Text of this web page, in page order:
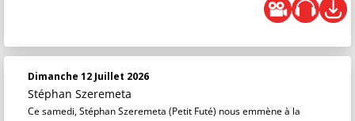
Dimanche 12 Juillet 2026
Stéphan Szeremeta
Ce samedi, Stéphan Szeremeta (Petit Futé) nous emmène à la